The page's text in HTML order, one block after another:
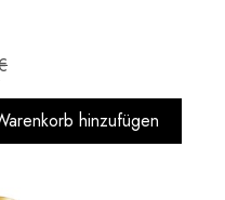
hinzufügen